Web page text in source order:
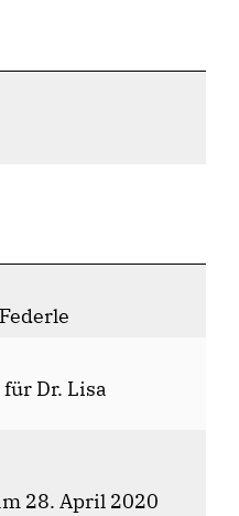
Dr. Lisa
28. April 2020